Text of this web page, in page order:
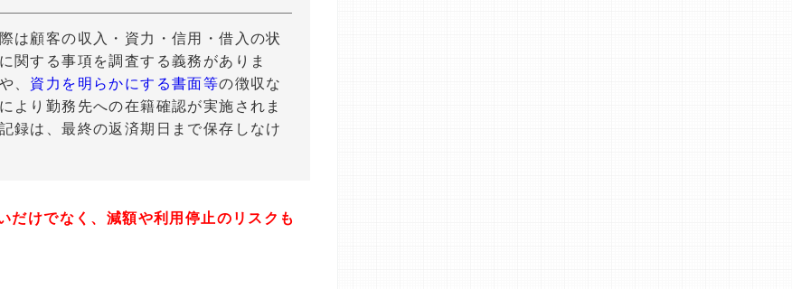
は顧客の収入・資力・信用・借入の状
関する事項を調査する義務がありま
、 資力を明らかにする書面等の徴収な
より勤務先への在籍確認が実施されま
録は、最終の返済期日まで保存しなけ
だけでなく、減額や利用停止のリスクも